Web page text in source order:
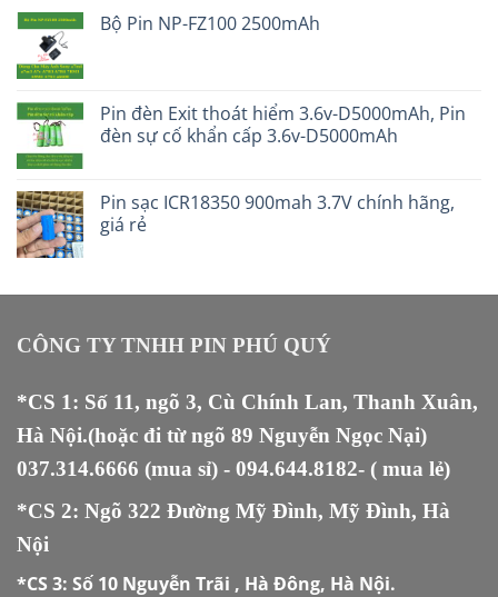
Bộ Pin NP-FZ100 2500mAh
Pin đèn Exit thoát hiểm 3.6v-D5000mAh, Pin
đèn sự cố khẩn cấp 3.6v-D5000mAh
Pin sạc ICR18350 900mah 3.7V chính hãng,
giá rẻ
CÔNG TY TNHH PIN PHÚ QUÝ
*CS 1: Số 11, ngõ 3, Cù Chính Lan, Thanh Xuân,
Hà Nội.(hoặc đi từ ngõ 89 Nguyễn Ngọc Nại)
037.314.6666 (mua sỉ) - 094.644.8182- ( mua lẻ)
*CS 2: Ngõ 322 Đường Mỹ Đình, Mỹ Đình, Hà
Nội
*CS 3: Số 10 Nguyễn Trãi , Hà Đông, Hà Nội.